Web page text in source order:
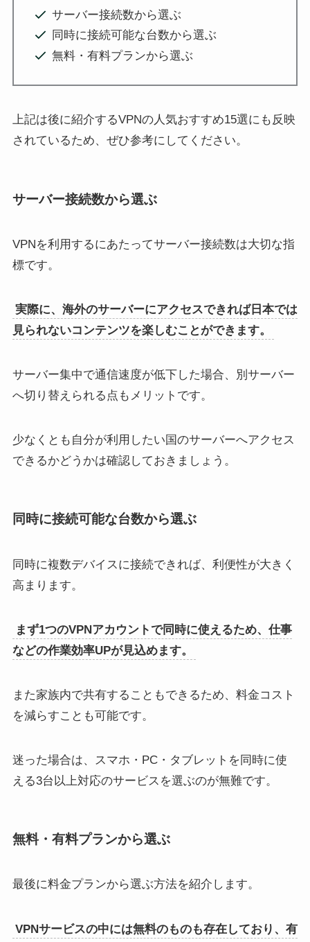
サーバー接続数から選ぶ
同時に接続可能な台数から選ぶ
無料・有料プランから選ぶ
上記は後に紹介するVPNの人気おすすめ15選にも反映
されているため、ぜひ参考にしてください。
サーバー接続数から選ぶ
VPNを利用するにあたってサーバー接続数は大切な指
標です。
実際に、海外のサーバーにアクセスできれば日本では
見られないコンテンツを楽しむことができます。
サーバー集中で通信速度が低下した場合、別サーバー
へ切り替えられる点もメリットです。
少なくとも自分が利用したい国のサーバーへアクセス
できるかどうかは確認しておきましょう。
同時に接続可能な台数から選ぶ
同時に複数デバイスに接続できれば、利便性が大きく
高まります。
まず1つのVPNアカウントで同時に使えるため、仕事
などの作業効率UPが見込めます。
また家族内で共有することもできるため、料金コスト
を減らすことも可能です。
迷った場合は、スマホ・PC・タブレットを同時に使
える3台以上対応のサービスを選ぶのが無難です。
無料・有料プランから選ぶ
最後に料金プランから選ぶ方法を紹介します。
VPNサービスの中には無料のものも存在しており、有